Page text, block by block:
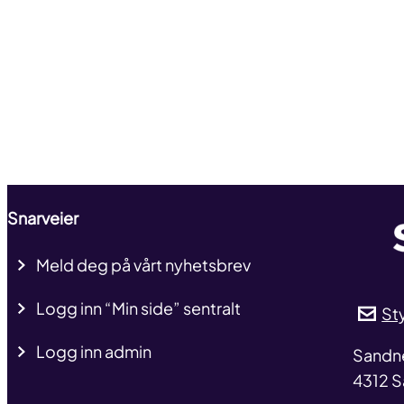
Snarveier
Meld deg på vårt nyhetsbrev
Logg inn “Min side” sentralt
Logg inn admin
4312